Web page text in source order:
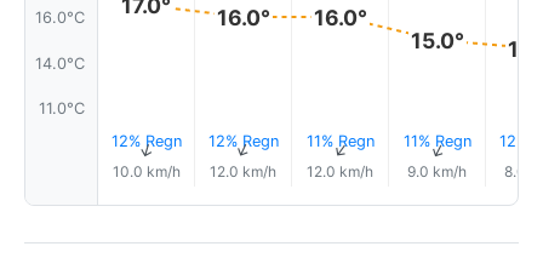
16.0°C
14.0°C
11.0°C
17.0°
12% Regn
↑
10.0 km/h
16.0°
12% Regn
↑
12.0 km/h
16.0°
11% Regn
↑
12.0 km/h
15.0°
11% Regn
↑
9.0 km/h
12%
8.0